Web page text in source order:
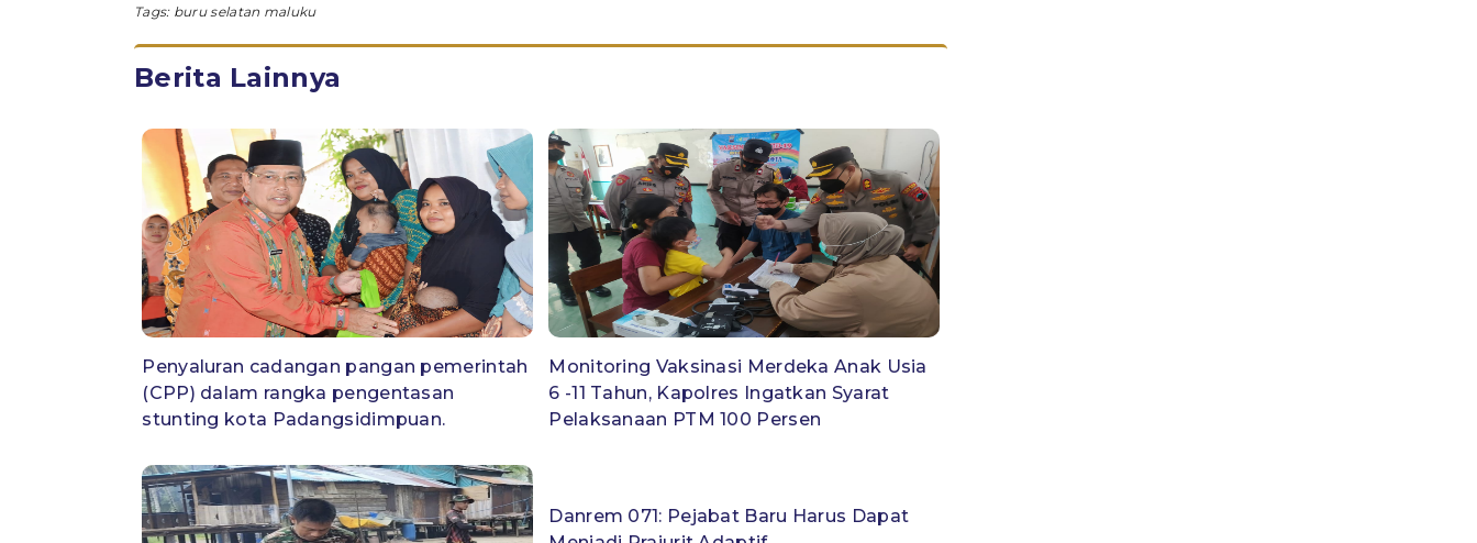
Tags: buru selatan maluku
Berita Lainnya
Penyaluran cadangan pangan pemerintah
(CPP) dalam rangka pengentasan
stunting kota Padangsidimpuan.
Monitoring Vaksinasi Merdeka Anak Usia
6 -11 Tahun, Kapolres Ingatkan Syarat
Pelaksanaan PTM 100 Persen
Danrem 071: Pejabat Baru Harus Dapat